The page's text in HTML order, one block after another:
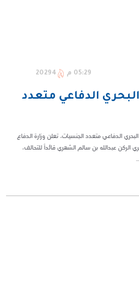
05:29 م 20294
الدفاعي متعدد
الدفاعي متعدد الجنسيات، تعلن وزارة الدفاع
الركن عبدالله بن سالم الشهري قائداً للتحالف،